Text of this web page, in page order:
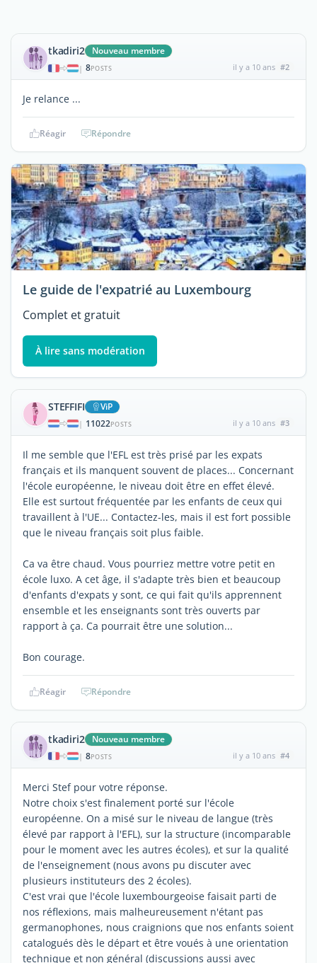
tkadiri2 Nouveau membre
| 8POSTS il y a 10 ans #2
Je relance ...
Réagir Répondre
Le guide de l'expatrié au Luxembourg
Complet et gratuit
À lire sans modération
STEFFIFI ViP
| 11022POSTS il y a 10 ans #3
Il me semble que l'EFL est très prisé par les expats
français et ils manquent souvent de places... Concernant
l'école européenne, le niveau doit être en effet élevé.
Elle est surtout fréquentée par les enfants de ceux qui
travaillent à l'UE... Contactez-les, mais il est fort possible
que le niveau français soit plus faible.
Ca va être chaud. Vous pourriez mettre votre petit en
école luxo. A cet âge, il s'adapte très bien et beaucoup
d'enfants d'expats y sont, ce qui fait qu'ils apprennent
ensemble et les enseignants sont très ouverts par
rapport à ça. Ca pourrait être une solution...
Bon courage.
Réagir Répondre
tkadiri2 Nouveau membre
| 8POSTS il y a 10 ans #4
Merci Stef pour votre réponse.
Notre choix s'est finalement porté sur l'école
européenne. On a misé sur le niveau de langue (très
élevé par rapport à l'EFL), sur la structure (incomparable
pour le moment avec les autres écoles), et sur la qualité
de l'enseignement (nous avons pu discuter avec
plusieurs instituteurs des 2 écoles).
C'est vrai que l'école luxembourgeoise faisait parti de
nos réflexions, mais malheureusement n'étant pas
germanophones, nous craignions que nos enfants soient
catalogués dès le départ et être voués à une orientation
technique et non général (discussions aussi avec